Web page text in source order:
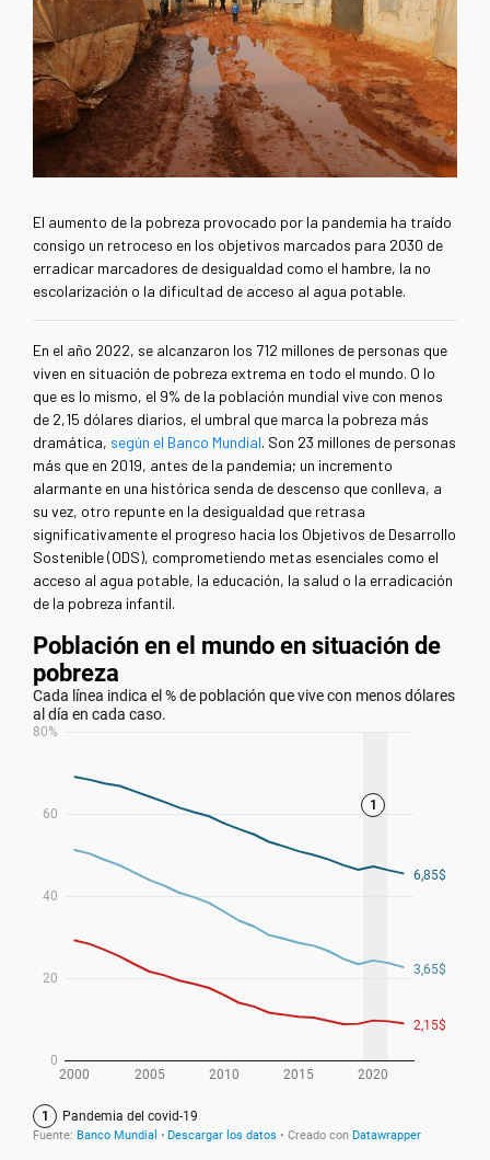
El aumento de la pobreza provocado por la pandemia ha traído
consigo un retroceso en los objetivos marcados para 2030 de
erradicar marcadores de desigualdad como el hambre, la no
escolarización o la dificultad de acceso al agua potable.
En el año 2022, se alcanzaron los 712 millones de personas que
viven en situación de pobreza extrema en todo el mundo. O lo
que es lo mismo, el 9% de la población mundial vive con menos
de 2,15 dólares diarios, el umbral que marca la pobreza más
dramática, según el Banco Mundial. Son 23 millones de personas
más que en 2019, antes de la pandemia; un incremento
alarmante en una histórica senda de descenso que conlleva, a
su vez, otro repunte en la desigualdad que retrasa
significativamente el progreso hacia los Objetivos de Desarrollo
Sostenible (ODS), comprometiendo metas esenciales como el
acceso al agua potable, la educación, la salud o la erradicación
de la pobreza infantil.